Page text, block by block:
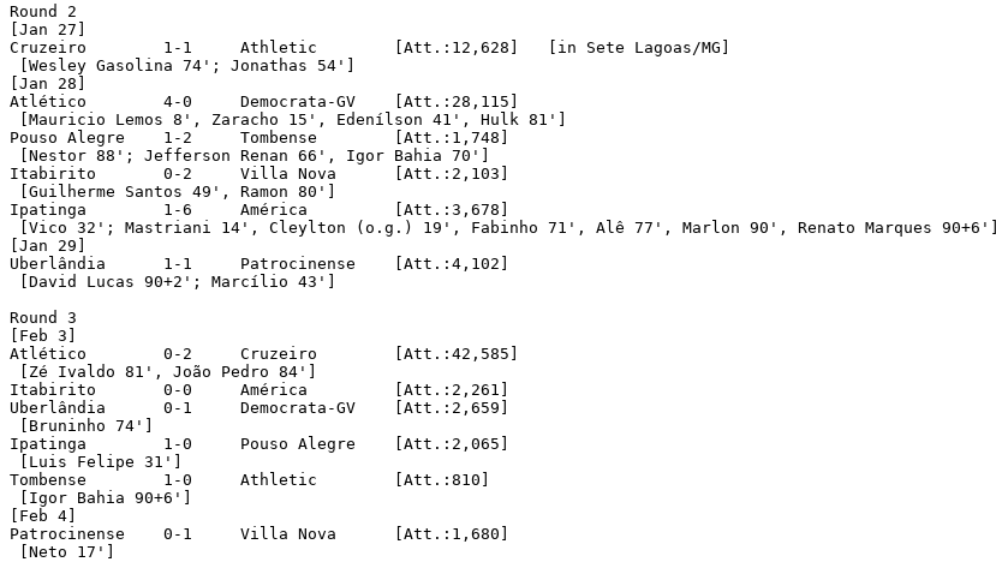
Round 2
[Jan 27]
Cruzeiro	1-1	Athletic	[Att.:12,628]	[in Sete Lagoas/MG]
[Wesley Gasolina 74'; Jonathas 54']
[Jan 28]
Atlético	4-0	Democrata-GV	[Att.:28,115]
[Mauricio Lemos 8', Zaracho 15', Edenílson 41', Hulk 81']
Pouso Alegre	1-2	Tombense	[Att.:1,748]
[Nestor 88'; Jefferson Renan 66', Igor Bahia 70']
Itabirito	0-2	Villa Nova	[Att.:2,103]
[Guilherme Santos 49', Ramon 80']
Ipatinga	1-6	América		[Att.:3,678]
[Vico 32'; Mastriani 14', Cleylton (o.g.) 19', Fabinho 71', Alê 77', Marlon 90', Renato Marques 90+6']
[Jan 29]
Uberlândia	1-1	Patrocinense	[Att.:4,102]
[David Lucas 90+2'; Marcílio 43']
Round 3
[Feb 3]
Atlético	0-2	Cruzeiro	[Att.:42,585]
[Zé Ivaldo 81', João Pedro 84']
Itabirito	0-0	América		[Att.:2,261]
Uberlândia	0-1	Democrata-GV	[Att.:2,659]
[Bruninho 74']
Ipatinga	1-0	Pouso Alegre	[Att.:2,065]
[Luis Felipe 31']
Tombense	1-0	Athletic	[Att.:810]
[Igor Bahia 90+6']
[Feb 4]
Patrocinense	0-1	Villa Nova	[Att.:1,680]
[Neto 17']